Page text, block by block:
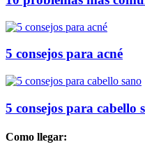
5 consejos para acné
5 consejos para cabello
Como llegar: